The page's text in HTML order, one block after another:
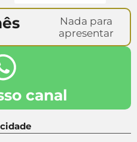
Nada para
apresentar
canal